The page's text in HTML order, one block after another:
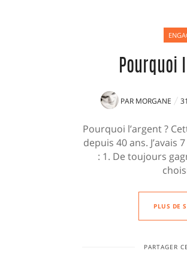
Pourquoi
PAR MORGANE
Pourquoi l’argent ?
depuis 40 ans. J’avais
: 1. De toujours
PLUS DE
PARTAGER